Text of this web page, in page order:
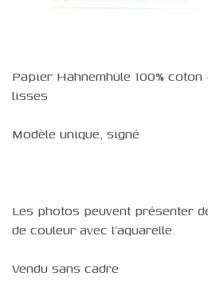
Papier Hahnemhüle 100%
lisses
Modèle unique, signé
Les photos peuvent présenter
de couleur avec l’aquarelle.
Vendu sans cadre